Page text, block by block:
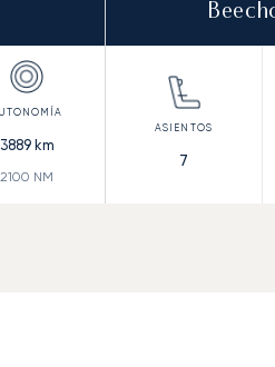
3889km
2100 NM
7